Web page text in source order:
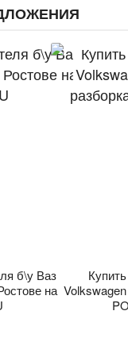
б\у Ваз
на